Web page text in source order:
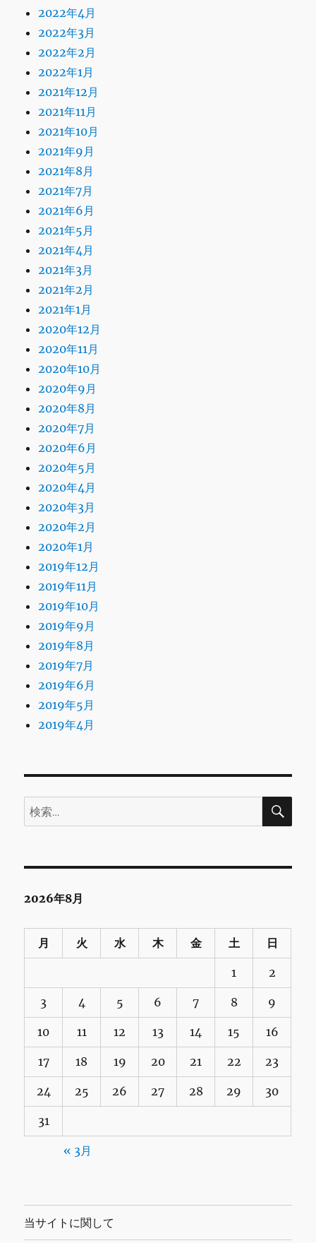
2022年4月
2022年3月
2022年2月
2022年1月
2021年12月
2021年11月
2021年10月
2021年9月
2021年8月
2021年7月
2021年6月
2021年5月
2021年4月
2021年3月
2021年2月
2021年1月
2020年12月
2020年11月
2020年10月
2020年9月
2020年8月
2020年7月
2020年6月
2020年5月
2020年4月
2020年3月
2020年2月
2020年1月
2019年12月
2019年11月
2019年10月
2019年9月
2019年8月
2019年7月
2019年6月
2019年5月
2019年4月
検
索:
検
2026年8月
月 火 水 木 金 土 日
1 2
3 4 5 6 7 8 9
10 11 12 13 14 15 16
17 18 19 20 21 22 23
24 25 26 27 28 29 30
31
« 3月
当サイトに関して